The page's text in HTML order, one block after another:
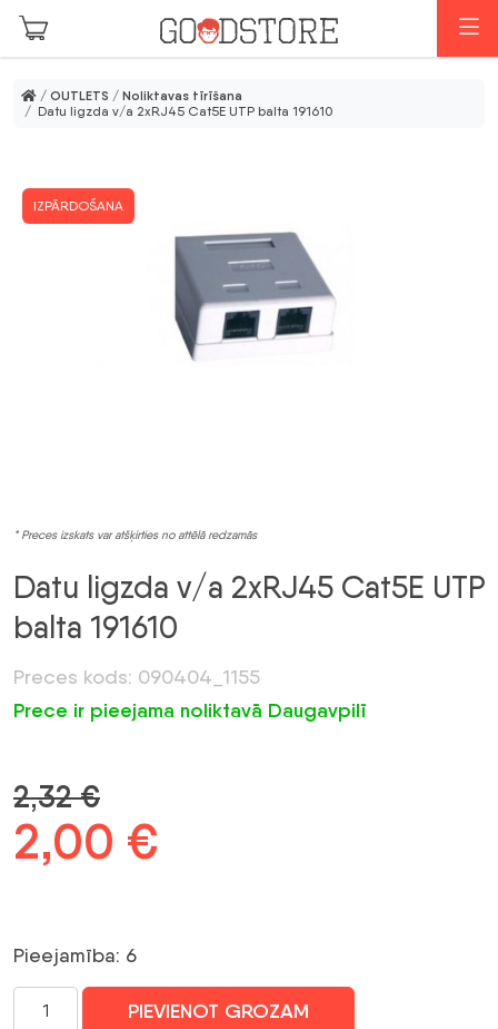
Skip to main content
/ OUTLETS / Noliktavas tīrīšana
/ Datu ligzda v/a 2xRJ45 Cat5E UTP balta 191610
IZPĀRDOŠANA
* Preces izskats var atšķirties no attēlā redzamās
Datu ligzda v/a 2xRJ45 Cat5E UTP
balta 191610
Preces kods: 090404_1155
Prece ir pieejama noliktavā Daugavpilī
2,32€
Sākotnējā
bija:
2,32 €.
2,00 €
2,00 €.
Pieejamība: 6
Datu
PIEVIENOT GROZAM